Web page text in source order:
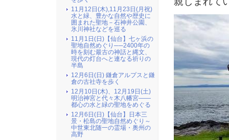
11月12日(木),11月23日(月祝)
水と緑、豊かな自然や歴史に
囲まれた聖地－石神井公園、
氷川神社などを巡る
11月1日(日)【仙台】七ヶ浜の
聖地自然めぐり──2400年の
時を刻む最古の神話と縄文、
現代の灯台へと連なる祈りの
半島
12月6日(日) 鎌倉アルプスと鎌
倉の古社寺を歩く
12月10日(木)、12月19日(土)
明治神宮と代々木八幡宮――
都心の水と緑の聖地をめぐる
12月6日(日)【仙台】日本三
景・松島の聖地自然めぐり～
中世東北随一の霊場・奥州の
高野